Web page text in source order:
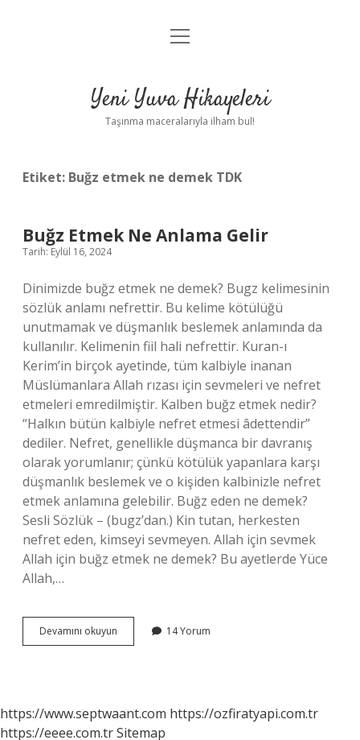
Anasayfa
Yasal Uyarı
menüyü
Yeni Yuva Hikayeleri
Taşınma maceralarıyla ilham bul!
Etiket: Buğz etmek ne demek TDK
Buğz Etmek Ne Anlama Gelir
Tarih: Eylül 16, 2024
Dinimizde buğz etmek ne demek? Bugz kelimesinin
sözlük anlamı nefrettir. Bu kelime kötülüğü
unutmamak ve düşmanlık beslemek anlamında da
kullanılır. Kelimenin fiil hali nefrettir. Kuran-ı
Kerim’in birçok ayetinde, tüm kalbiyle inanan
Müslümanlara Allah rızası için sevmeleri ve nefret
etmeleri emredilmiştir. Kalben buğz etmek nedir?
“Halkın bütün kalbiyle nefret etmesi âdettendir”
dediler. Nefret, genellikle düşmanca bir davranış
olarak yorumlanır; çünkü kötülük yapanlara karşı
düşmanlık beslemek ve o kişiden kalbinizle nefret
etmek anlamına gelebilir. Buğz eden ne demek?
Sesli Sözlük – (bugz’dan.) Kin tutan, herkesten
nefret eden, kimseyi sevmeyen. Allah için sevmek
Allah için buğz etmek ne demek? Bu ayetlerde Yüce
Allah,…
Devamını okuyun
Etmek
14 Yorum
https://www.septwaant.com https://ozfiratyapi.com.tr
https://eeee.com.trSitemap